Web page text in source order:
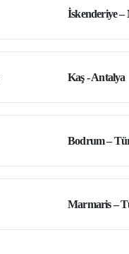
İskenderiye –
Kaş - Antalya
Bodrum –
Marmaris –